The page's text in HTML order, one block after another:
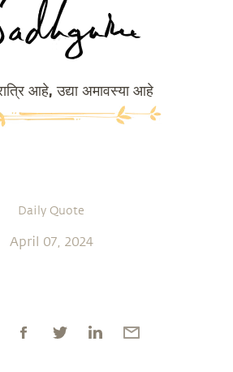
आहे, उद्या अमावस्या आहे
Daily Quote
April 07, 2024